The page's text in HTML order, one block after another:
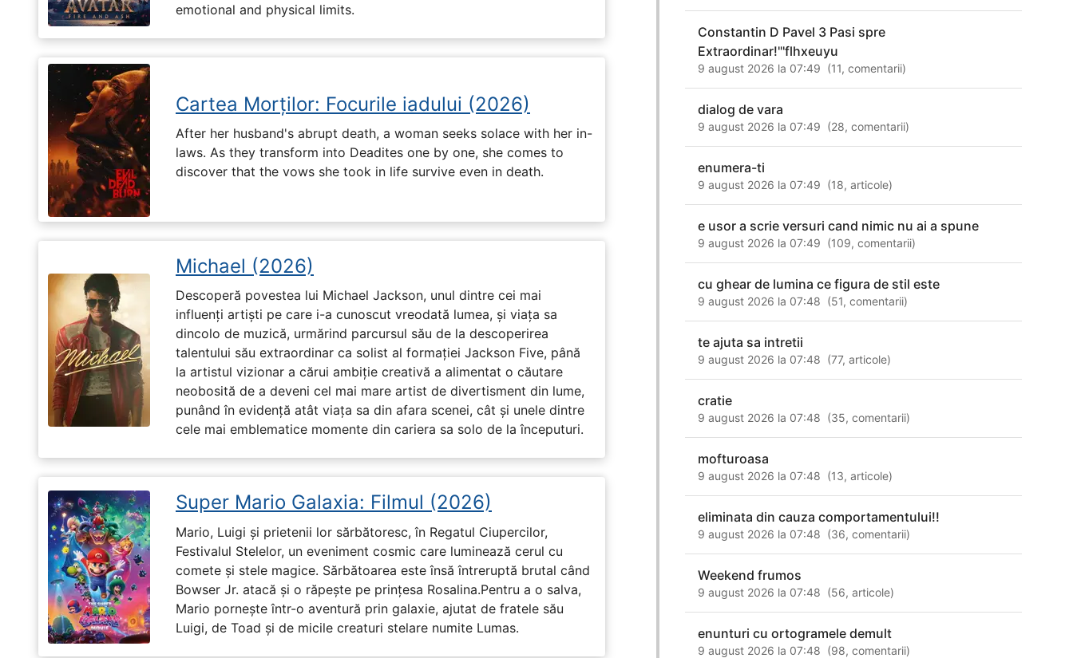
emotional and physical limits.
Cartea Morților: Focurile iadului (2026)
After her husband's abrupt death, a woman seeks solace with her in-
laws. As they transform into Deadites one by one, she comes to
discover that the vows she took in life survive even in death.
Michael (2026)
Descoperă povestea lui Michael Jackson, unul dintre cei mai
influenți artiști pe care i-a cunoscut vreodată lumea, și viața sa
dincolo de muzică, urmărind parcursul său de la descoperirea
talentului său extraordinar ca solist al formației Jackson Five, până
la artistul vizionar a cărui ambiție creativă a alimentat o căutare
neobosită de a deveni cel mai mare artist de divertisment din lume,
punând în evidență atât viața sa din afara scenei, cât și unele dintre
cele mai emblematice momente din cariera sa solo de la începuturi.
Super Mario Galaxia: Filmul (2026)
Mario, Luigi și prietenii lor sărbătoresc, în Regatul Ciupercilor,
Festivalul Stelelor, un eveniment cosmic care luminează cerul cu
comete și stele magice. Sărbătoarea este însă întreruptă brutal când
Bowser Jr. atacă și o răpește pe prinţesa Rosalina.Pentru a o salva,
Mario pornește într-o aventură prin galaxie, ajutat de fratele său
Luigi, de Toad și de micile creaturi stelare numite Lumas.
Constantin D Pavel 3 Pasi spre
Extraordinar!"'flhxeuyu
9 august 2026 la 07:49 (11,comentarii)
dialog de vara
9 august 2026 la 07:49 (28,comentarii)
enumera-ti
9 august 2026 la 07:49 (18,articole)
e usor a scrie versuri cand nimic nu ai a spune
9 august 2026 la 07:49 (109,comentarii)
cu ghear de lumina ce figura de stil este
9 august 2026 la 07:48 (51,comentarii)
te ajuta sa intretii
9 august 2026 la 07:48 (77,articole)
cratie
9 august 2026 la 07:48 (35,comentarii)
mofturoasa
9 august 2026 la 07:48 (13,articole)
eliminata din cauza comportamentului!!
9 august 2026 la 07:48 (36,comentarii)
Weekend frumos
9 august 2026 la 07:48 (56,articole)
enunturi cu ortogramele demult
9 august 2026 la 07:48 (98,comentarii)